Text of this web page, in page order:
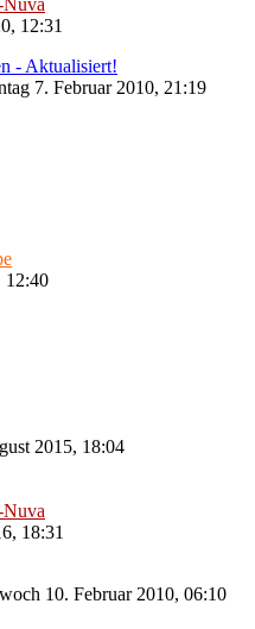
12:31
- Aktualisiert!
7. Februar 2010, 21:19
12:40
2015, 18:04
Nuva
18:31
10. Februar 2010, 06:10